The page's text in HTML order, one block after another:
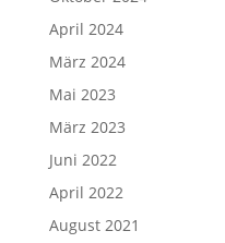
April 2024
März 2024
Mai 2023
März 2023
Juni 2022
April 2022
August 2021